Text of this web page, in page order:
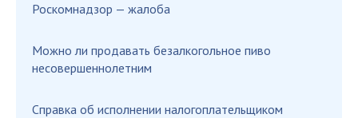
Роскомнадзор — жалоба
Можно ли продавать безалкогольное пиво
несовершеннолетним
Справка об исполнении налогоплательщиком